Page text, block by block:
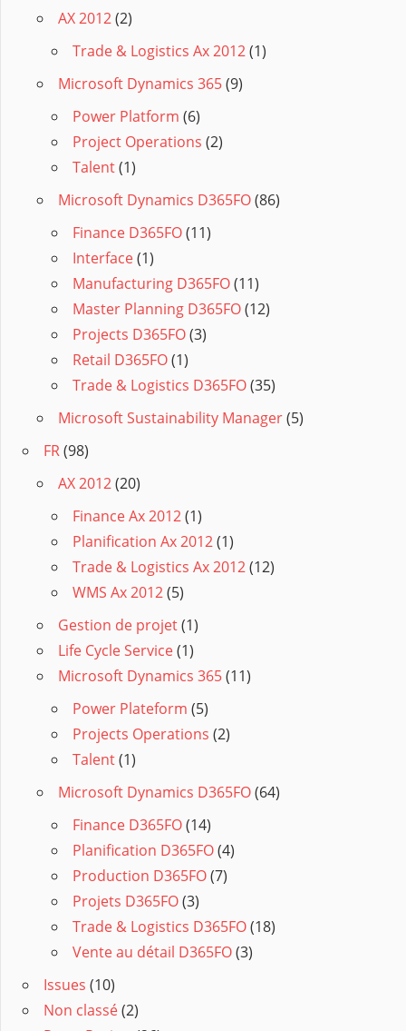
AX 2012(2)
Trade & Logistics Ax 2012(1)
Microsoft Dynamics 365(9)
Power Platform (6)
Project Operations (2)
Talent(1)
Microsoft Dynamics D365FO(86)
Finance D365FO(11)
Interface(1)
Manufacturing D365FO(11)
Master Planning D365FO(12)
Projects D365FO(3)
Retail D365FO(1)
Trade & Logistics D365FO(35)
Microsoft Sustainability Manager(5)
FR(98)
AX 2012(20)
Finance Ax 2012(1)
Planification Ax 2012(1)
Trade & Logistics Ax 2012(12)
WMS Ax 2012(5)
Gestion de projet(1)
Life Cycle Service(1)
Microsoft Dynamics 365(11)
Power Plateform (5)
Projects Operations (2)
Talent(1)
Microsoft Dynamics D365FO(64)
Finance D365FO(14)
Planification D365FO(4)
Production D365FO(7)
Projets D365FO(3)
Trade & Logistics D365FO(18)
Vente au détail D365FO(3)
Issues (10)
Non classé(2)